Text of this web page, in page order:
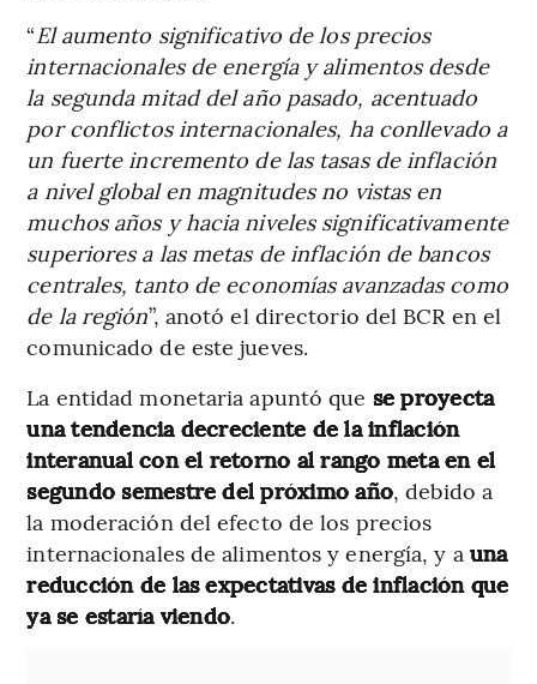
“El aumento significativo de los precios
internacionales de energía y alimentos desde
la segunda mitad del año pasado, acentuado
por conflictos internacionales, ha conllevado a
un fuerte incremento de las tasas de inflación
a nivel global en magnitudes no vistas en
muchos años y hacia niveles significativamente
superiores a las metas de inflación de bancos
centrales, tanto de economías avanzadas como
de la región”, anotó el directorio del BCR en el
comunicado de este jueves.
La entidad monetaria apuntó que se proyecta
una tendencia decreciente de la inflación
interanual con el retorno al rango meta en el
segundo semestre del próximo año, debido a
la moderación del efecto de los precios
internacionales de alimentos y energía, y a una
reducción de las expectativas de inflación que
ya se estaría viendo.